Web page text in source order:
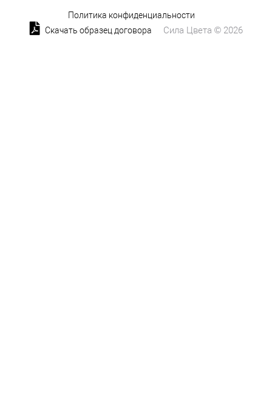
Политика конфиденциальности
Скачать образец договора
Сила Цвета © 2026